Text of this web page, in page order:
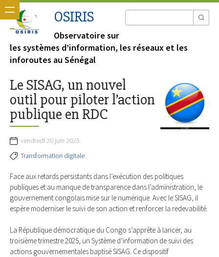
OSIRIS
Observatoire sur
les systèmes d’information, les réseaux et les
inforoutes au Sénégal
Le SISAG, un nouvel
outil pour piloter l’action
publique en RDC
vendredi 20 juin 2025
Transformation digitale
Face aux retards persistants dans l’exécution des politiques
publiques et au manque de transparence dans l’administration, le
gouvernement congolais mise sur le numérique. Avec le SISAG, il
espère moderniser le suivi de son action et renforcer la redevabilité.
La République démocratique du Congo s’apprête à lancer, au
troisième trimestre 2025, un Système d’information de suivi des
actions gouvernementales baptisé SISAG. Ce dispositif